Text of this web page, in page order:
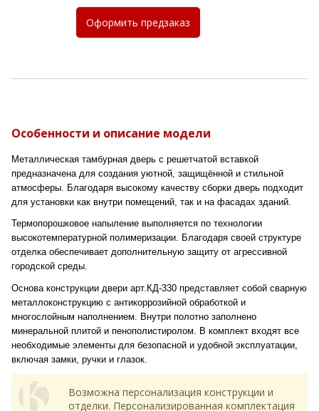
Оформить предзаказ
Особенности и описание модели
Металлическая тамбурная дверь с решетчатой вставкой
предназначена для создания уютной, защищённой и стильной
атмосферы. Благодаря высокому качеству сборки дверь подходит
для установки как внутри помещений, так и на фасадах зданий.
Термопорошковое напыление выполняется по технологии
высокотемпературной полимеризации. Благодаря своей структуре
отделка обеспечивает дополнительную защиту от агрессивной
городской среды.
Основа конструкции двери арт.КД-330 представляет собой сварную
металлоконструкцию с антикоррозийной обработкой и
многослойным наполнением. Внутри полотно заполнено
минеральной плитой и пенополистиролом. В комплект входят все
необходимые элементы для безопасной и удобной эксплуатации,
включая замки, ручки и глазок.
Возможна персонализация конструкции и
отделки. Персонализированная комплектация